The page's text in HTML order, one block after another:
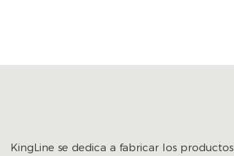
KingLine se dedica a fabricar los productos